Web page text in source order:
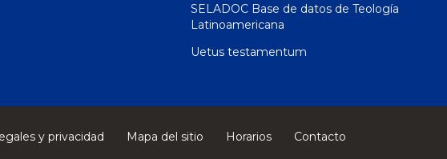
SELADOC Base de datos de Teología
Latinoamericana
Uetus testamentum
y privacidad Mapa del sitio Horarios
Contacto